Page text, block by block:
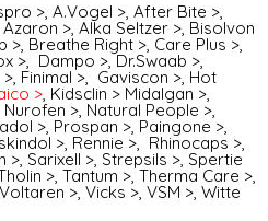
>,A.Vogel >,After Bite >,
Azaron >,Alka Seltzer >, Bisolvon
>, Breathe Right >, Care Plus >,
>, Dampo >,Dr.Swaab >,
>, Finimal >, Gaviscon >, Hot
>, Kidsclin > Midalgan >,
Nurofen >, Natural People >,
>, Prospan >, Paingone >,
>, Rennie >, Rhinocaps >,
>, Sarixell >, Strepsils >, Spertie
>,Tantum >,Therma Care >,
Voltaren >,Vicks >,VSM >,Witte